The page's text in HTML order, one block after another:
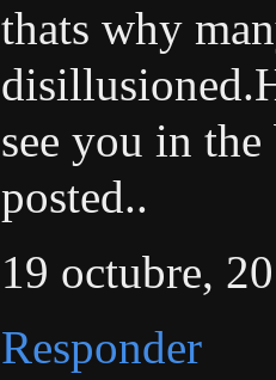
thats why
see you in
posted..
19 octubre,
Responder